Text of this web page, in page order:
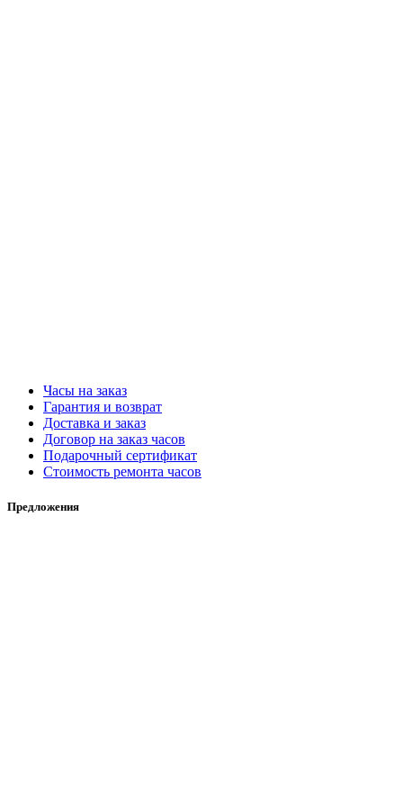
Часы на заказ
Гарантия и возврат
Доставка и заказ
Договор на заказ часов
Подарочный сертификат
Стоимость ремонта часов
Предложения